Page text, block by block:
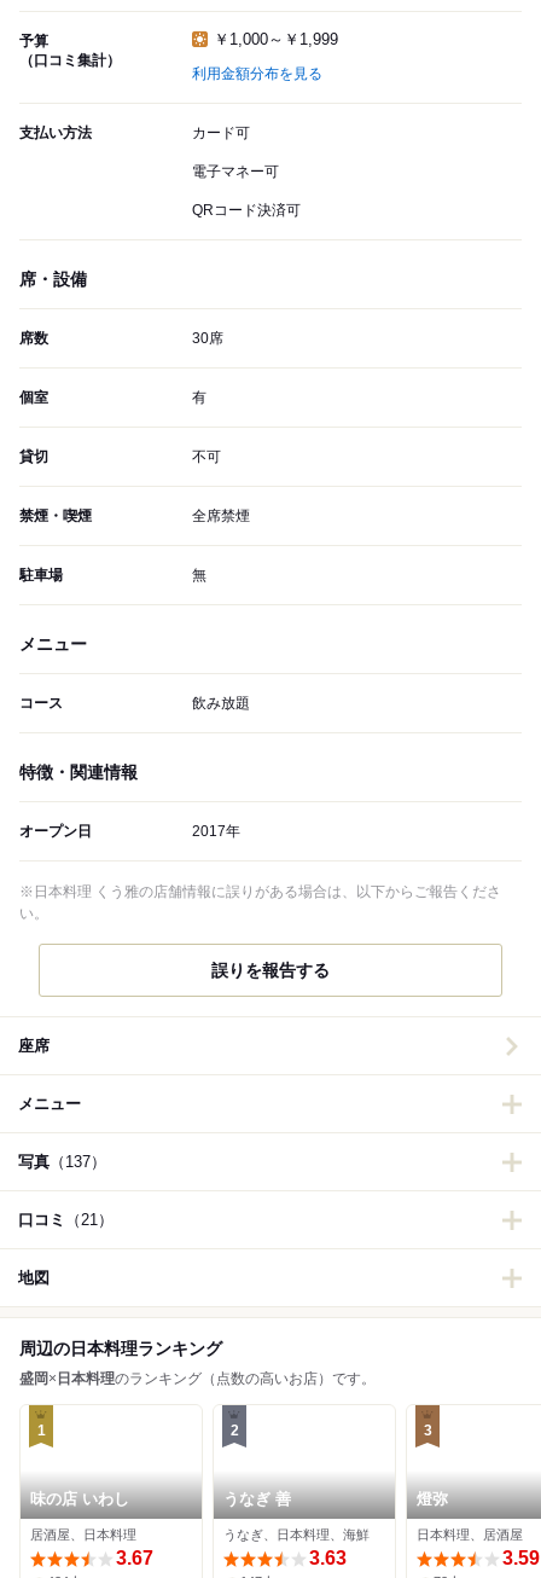
予算
（口コミ集計）
￥1,000～￥1,999
利用金額分布を見る
支払い方法 カード可
電子マネー可
QRコード決済可
席・設備
席数 30席
個室 有
貸切 不可
禁煙・喫煙 全席禁煙
駐車場 無
メニュー
コース 飲み放題
特徴・関連情報
オープン日 2017年
※日本料理 くう雅の店舗情報に誤りがある場合は、以下からご報告くださ
い。
誤りを報告する
座席
メニュー
写真 （137）
口コミ （21）
地図
周辺の日本料理ランキング
盛岡 × 日本料理のランキング（点数の高いお店）です。
1
味の店 いわし
居酒屋、日本料理
3.67
2
うなぎ 善
うなぎ、日本料理、海鮮
3.63
3
燈弥
日本料理、居酒屋
3.59